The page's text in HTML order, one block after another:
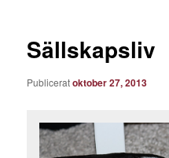
Sällskapsliv
Publiceratoktober 27, 2013